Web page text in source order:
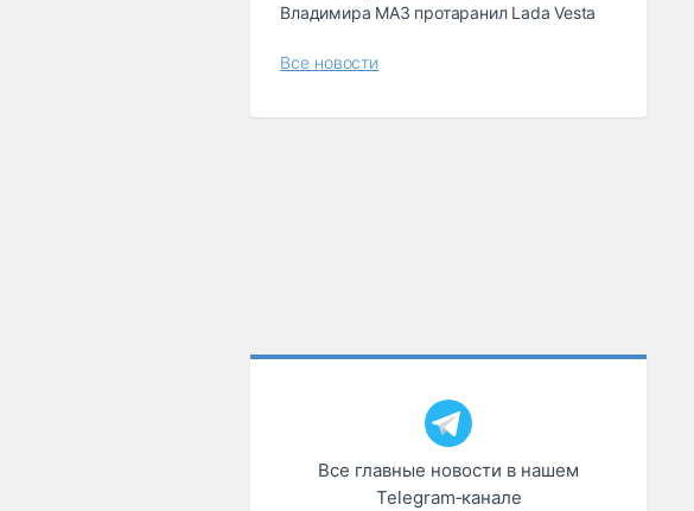
Владимира МАЗ протаранил Lada Vesta
Все новости
Все главные новости в нашем
Telegram‑канале